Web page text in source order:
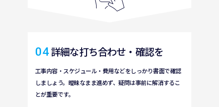
工事内容・ スケジュール・費用 などをしっかり書面で確認
しましょう。 曖昧なまま進めず、疑問は事前に解消するこ
とが重要です。
04 詳細な打ち合わせ・確認を